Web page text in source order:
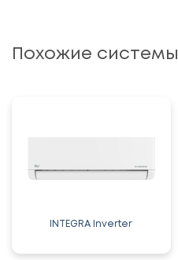
Похожие системы
INTEGRA Inverter